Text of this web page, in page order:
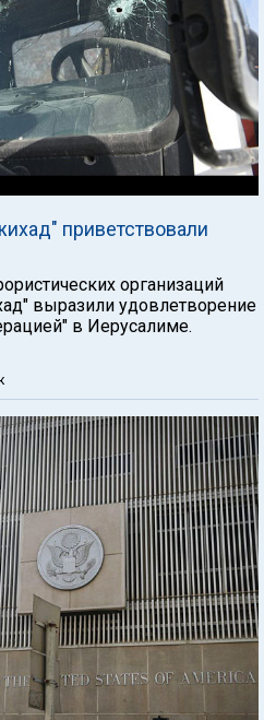
приветствовали
организаций
выразили удовлетворение
в Иерусалиме.